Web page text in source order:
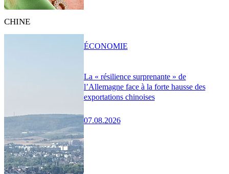
CHINE
La « résilience surprenante » de
l’Allemagne face à la forte hausse des
exportations chinoises
07.08.2026
ÉCONOMIE